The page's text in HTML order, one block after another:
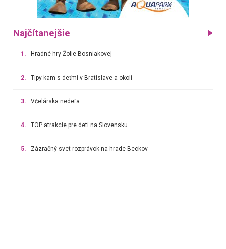
Najčítanejšie
1. Hradné hry Žofie Bosniakovej
2. Tipy kam s deťmi v Bratislave a okolí
3. Včelárska nedeľa
4. TOP atrakcie pre deti na Slovensku
5. Zázračný svet rozprávok na hrade Beckov